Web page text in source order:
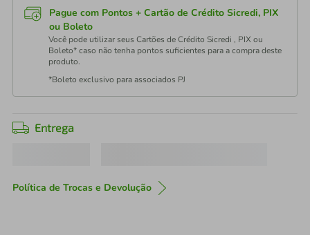
Pague com Pontos + Cartão de Crédito Sicredi, PIX
ou Boleto
Você pode utilizar seus Cartões de Crédito Sicredi , PIX ou
Boleto* caso não tenha pontos suficientes para a compra deste
produto.
*Boleto exclusivo para associados PJ
Entrega
Política de Trocas e Devolução